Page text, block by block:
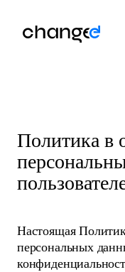
Политика в
Настоящая
персональных